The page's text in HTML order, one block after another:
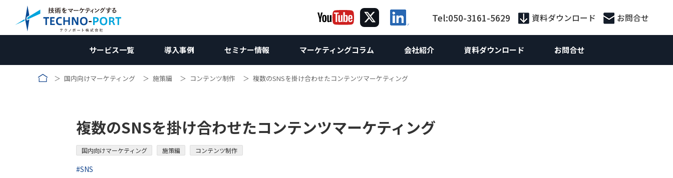
Tel:050-3161-5629 資料ダウンロード お問合せ
サービス一覧
新規開拓ソリューション
メーカー向け
受託加工業向け
用途開発向け
コンサルティング
Webサイト改善・運営支援
AI & SEO対策支援
コンテンツマーケティング支援
Web制作関連
Webサイト制作/改修
製品サイト制作
ランディングページ(LP)
広告
リスティング広告
→コンテンツ制作
ホワイトペーパー
インタビュー記事
無料相談
SEO無料診断
海外向けWebサイト制作
海外向けWebサイト制作
海外SEO対策・広告運用
導入事例
受託加工業
メーカー
Webサイト制作
Webコンサルティング
セミナー情報 マーケティングコラム
調査編
競合調査
自社分析
市場調査
企画編
メーカー向け企画
受託加工向け企画
用途開発
施策編
コンテンツ制作
SEO対策
広告運用
効果測定編
アクセス解析
GA4の使い方
改善編
アクセス数向上
リードナーチャリング
海外Webマーケティング
世界の製造業
会社紹介 資料ダウンロード
国内向けWebマーケティング
海外向けWebマーケティング
ホワイトペーパー
調査レポート
お問合せ
お問合せ
壁打ち相談会 (無料)
お問合せ
国内向けマーケティング 施策編 コンテンツ制作 複数のSNSを掛け合わせたコンテンツマーケティング
複数のSNSを掛け合わせたコンテンツマーケティング
国内向けマーケティング 施策編 コンテンツ制作
#SNS